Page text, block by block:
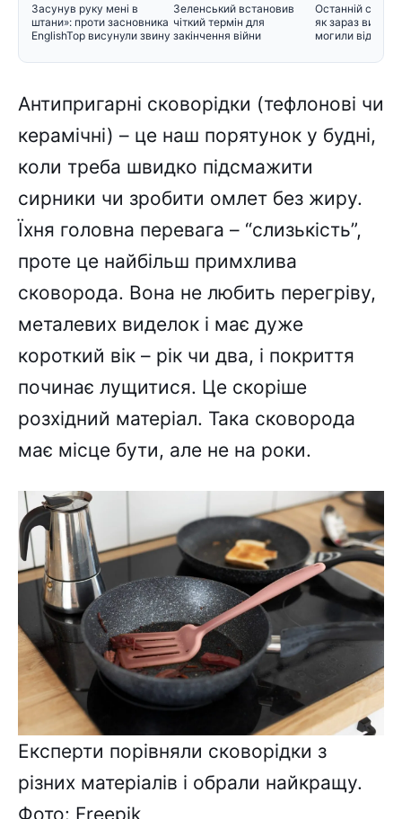
Засунув руку мені в
штани»: проти засновника
EnglishTop висунули звину
Зеленський встановив
чіткий термін для
закінчення війни
Останній
як зараз
могили відомих
Антипригарні сковорідки (тефлонові чи
керамічні) – це наш порятунок у будні,
коли треба швидко підсмажити
сирники чи зробити омлет без жиру.
Їхня головна перевага – “слизькість”,
проте це найбільш примхлива
сковорода. Вона не любить перегріву,
металевих виделок і має дуже
короткий вік – рік чи два, і покриття
починає лущитися. Це скоріше
розхідний матеріал. Така сковорода
має місце бути, але не на роки.
Експерти порівняли сковорідки з
різних матеріалів і обрали найкращу.
Фото: Freepik